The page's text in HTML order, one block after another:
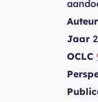
Auteur
Jaar
OCLC